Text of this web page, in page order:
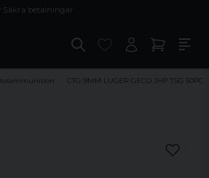
Säkra betalningar
CTG 9MM LUGER GECO JHP 7.5G 50PC